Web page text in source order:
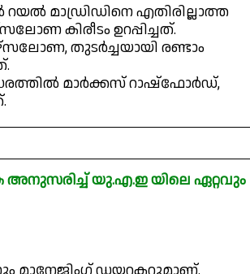
റയൽ മാഡ്രിഡിനെ എതിരില്ലാത്ത
കിരീടം ഉറപ്പിച്ചത്.
തുടർച്ചയായി രണ്ടാം
മാർക്കസ് റാഷ്‌ഫോർഡ്,
അനുസരിച്ച് യു.എ.ഇ യിലെ ഏറ്റവും